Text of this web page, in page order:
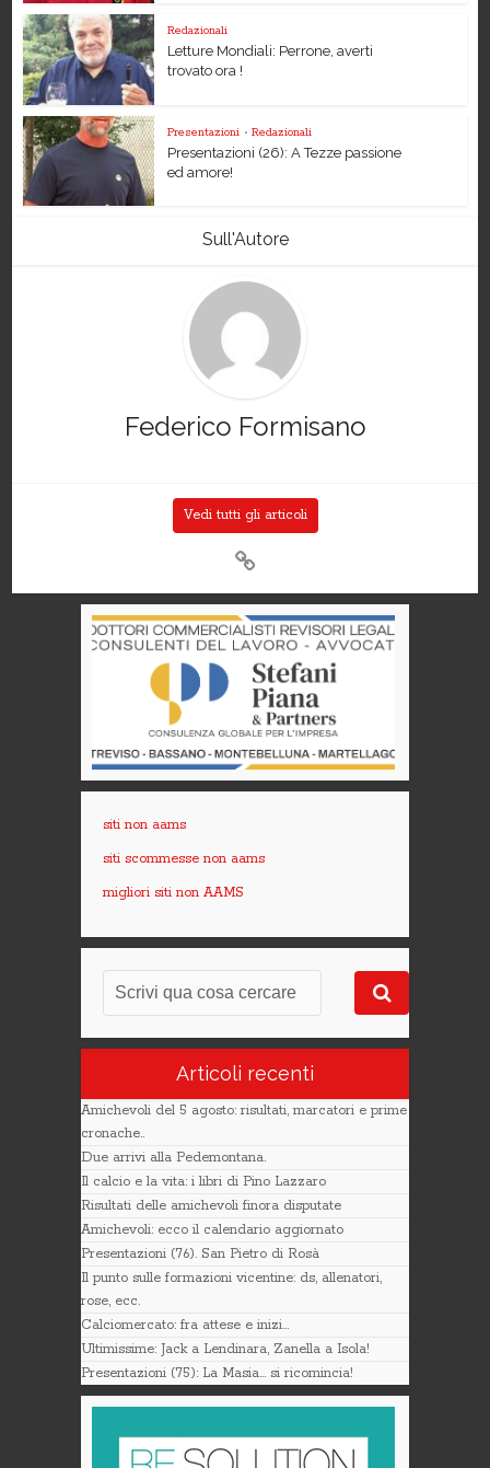
Redazionali
Letture Mondiali: Perrone, averti
trovato ora !
Presentazioni • Redazionali
Presentazioni (26): A Tezze passione
ed amore!
Sull'Autore
Federico Formisano
Vedi tutti gli articoli
siti non aams
siti scommesse non aams
migliori siti non AAMS
Articoli recenti
Amichevoli del 5 agosto: risultati, marcatori e prime
cronache..
Due arrivi alla Pedemontana.
Il calcio e la vita: i libri di Pino Lazzaro
Risultati delle amichevoli finora disputate
Amichevoli: ecco il calendario aggiornato
Presentazioni (76). San Pietro di Rosà
Il punto sulle formazioni vicentine: ds, allenatori,
rose, ecc.
Calciomercato: fra attese e inizi…
Ultimissime: Jack a Lendinara, Zanella a Isola!
Presentazioni (75): La Masia… si ricomincia!